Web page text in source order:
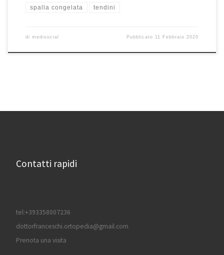
spalla congelata tendini
di medisocial Pubblicato 11 Febbraio 2020
Contatti rapidi
tel:+393358007236
dottorfranceschi.ortopedia@gmail.com
Prenota una visita